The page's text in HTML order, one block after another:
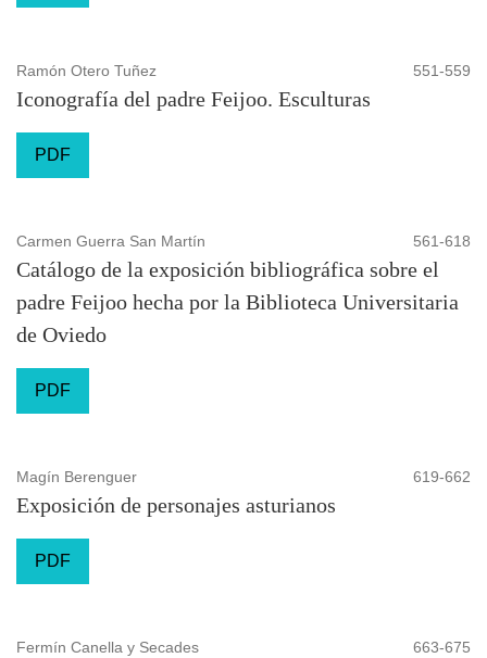
Ramón Otero Tuñez 551-559
Iconografía del padre Feijoo. Esculturas
PDF
Carmen Guerra San Martín 561-618
Catálogo de la exposición bibliográfica sobre el
padre Feijoo hecha por la Biblioteca Universitaria
de Oviedo
PDF
Magín Berenguer 619-662
Exposición de personajes asturianos
PDF
Fermín Canella y Secades 663-675